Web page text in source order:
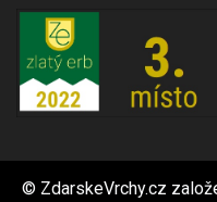
© ZdarskeVrchy.cz